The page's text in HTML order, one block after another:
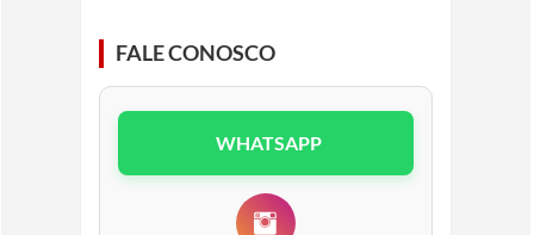
FALE CONOSCO
WHATSAPP